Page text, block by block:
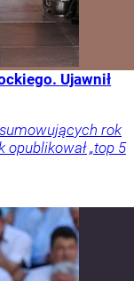
Ujawnił
rok
„top 5